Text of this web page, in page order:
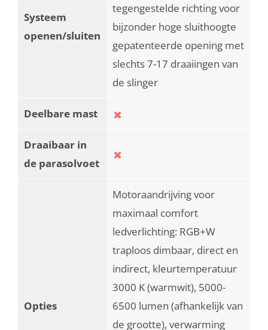
Systeem
openen/sluiten
tegengestelde richting voor
bijzonder hoge sluithoogte
gepatenteerde opening met
slechts 7-17 draaiingen van
de slinger
Deelbare mast
Draaibaar in
de parasolvoet
Opties
Motoraandrijving voor
maximaal comfort
ledverlichting: RGB+W
traploos dimbaar, direct en
indirect, kleurtemperatuur
3000 K (warmwit), 5000-
6500 lumen (afhankelijk van
de grootte), verwarming